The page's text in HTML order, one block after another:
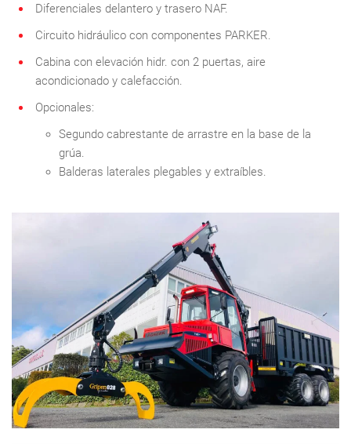
Diferenciales delantero y trasero NAF.
Circuito hidráulico con componentes PARKER.
Cabina con elevación hidr. con 2 puertas, aire
acondicionado y calefacción.
Opcionales:
Segundo cabrestante de arrastre en la base de la
grúa.
Balderas laterales plegables y extraíbles.